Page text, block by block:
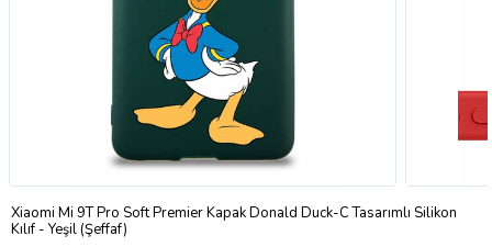
Xiaomi Mi 9T Pro Soft Premier Kapak Donald Duck-C Tasarımlı Silikon
Kılıf - Yeşil (Şeffaf)